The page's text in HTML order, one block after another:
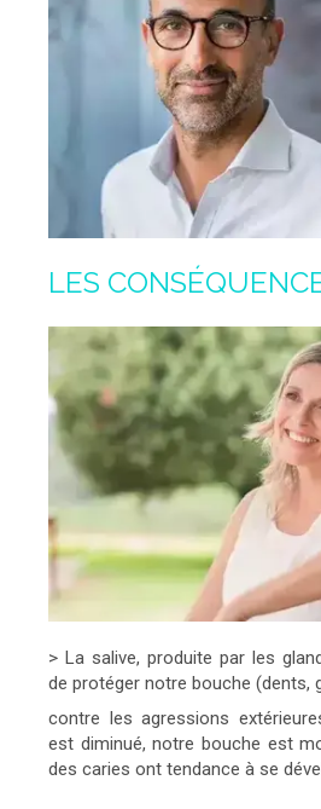
LES
> La salive, produite par les
de protéger notre bouche (dents,
contre les agressions
est diminué, notre bouche est
des caries ont tendance à se